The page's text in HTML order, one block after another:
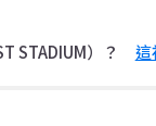
STADIUM）？ 這